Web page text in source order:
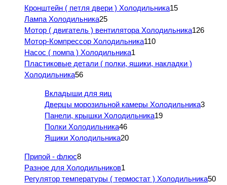
Кронштейн ( петля двери ) Холодильника15
Лампа Холодильника25
Мотор ( двигатель ) вентилятора Холодильника126
Мотор-Компрессор Холодильника110
Насос ( помпа ) Холодильника1
Пластиковые детали ( полки, ящики, накладки )
Холодильника56
Вкладыши для яиц
Дверцы морозильной камеры Холодильника3
Панели, крышки Холодильника19
Полки Холодильника46
Ящики Холодильника20
Припой - флюс8
Разное для Холодильников1
Регулятор температуры ( термостат ) Холодильника50